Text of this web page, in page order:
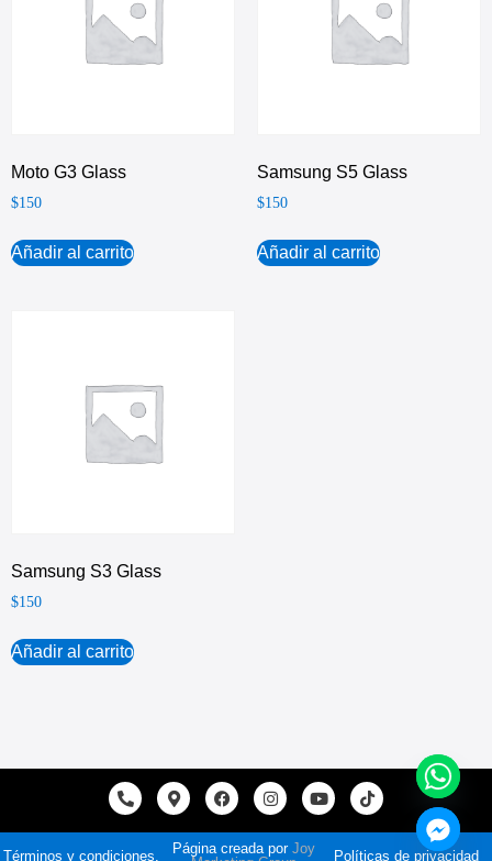
Moto G3 Glass
$150
Añadir al carrito
Samsung S5 Glass
$150
Añadir al carrito
Samsung S3 Glass
$150
Añadir al carrito
Términos y condiciones. Página creada por Joy
Políticas de privacidad